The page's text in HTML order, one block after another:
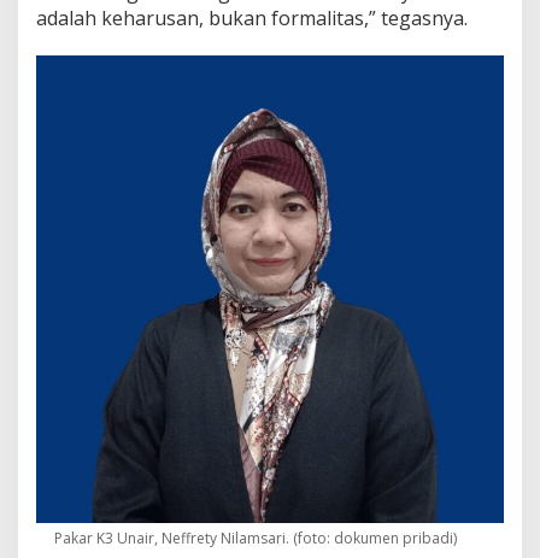
adalah keharusan, bukan formalitas,” tegasnya.
Pakar K3 Unair, Neffrety Nilamsari. (foto: dokumen pribadi)